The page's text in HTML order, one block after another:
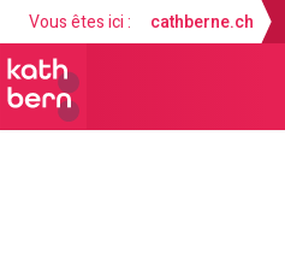
Vous êtes ici : cathberne.ch